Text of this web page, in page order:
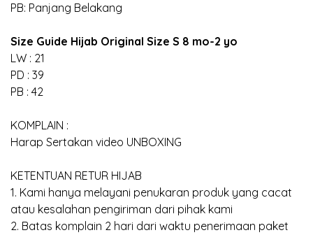
PB: Panjang Belakang
Size Guide Hijab Original Size S 8 mo-2 yo
LW : 21
PD : 39
PB : 42
KOMPLAIN :
Harap Sertakan video UNBOXING
KETENTUAN RETUR HIJAB
1. Kami hanya melayani penukaran produk yang cacat
atau kesalahan pengiriman dari pihak kami
2. Batas komplain 2 hari dari waktu penerimaan paket